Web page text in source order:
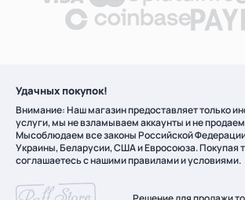
Удачных покупок!
Внимание: Наш магазин предоставляет только
услуги, мы не взламываем аккаунты и не
Мысоблюдаем все законы Российской
Украины, Беларусии, США и Евросоюза. Покупая
соглашаетесь с нашими правилами и условиями.